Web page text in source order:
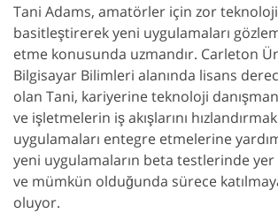
Tani Adams, amatörler için zor
basitleştirerek yeni uygulamaları
etme konusunda uzmandır. Carleton
Bilgisayar Bilimleri alanında lisans
olan Tani, kariyerine teknoloji
ve işletmelerin iş akışlarını
uygulamaları entegre etmelerine
yeni uygulamaların beta testlerinde yer
ve mümkün olduğunda sürece
oluyor.